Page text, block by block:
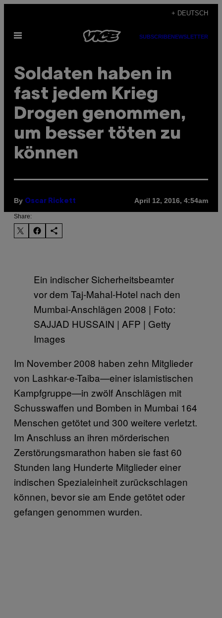
content
+ DEUTSCH
Open
SUBSCRIBENEWSLETTER
Soldaten haben in
fast jedem Krieg
Drogen genommen,
um besser töten zu
können
By Oscar Rickett April 12, 2016, 4:54am
Share:
Ein indischer Sicherheitsbeamter
vor dem Taj-Mahal-Hotel nach den
Mumbai-Anschlägen 2008 | Foto:
SAJJAD HUSSAIN | AFP | Getty
Images
Im November 2008 haben zehn Mitglieder
von Lashkar-e-Taiba—einer islamistischen
Kampfgruppe—in zwölf Anschlägen mit
Schusswaffen und Bomben in Mumbai 164
Menschen getötet und 300 weitere verletzt.
Im Anschluss an ihren mörderischen
Zerstörungsmarathon haben sie fast 60
Stunden lang Hunderte Mitglieder einer
indischen Spezialeinheit zurückschlagen
können, bevor sie am Ende getötet oder
gefangen genommen wurden.